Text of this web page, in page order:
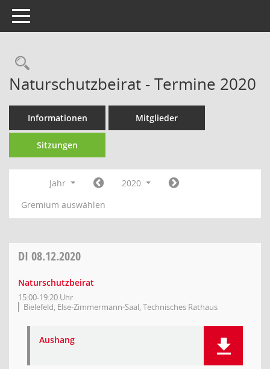
Toggle navigation
Rechercheauswahl
Naturschutzbeirat - Termine 2020
Informationen Mitglieder
Sitzungen
Jahr
2020
Gremium auswählen
DI 08.12.2020
Naturschutzbeirat
15:00-19:20 Uhr
Bielefeld, Else-Zimmermann-Saal, Technisches Rathaus
Aushang